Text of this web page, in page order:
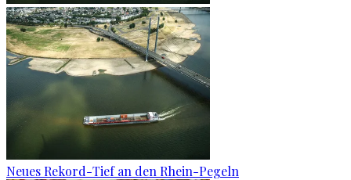
Neues Rekord-Tief an den Rhein-Pegeln